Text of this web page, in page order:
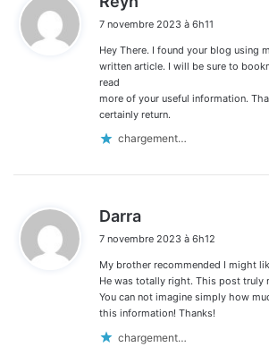
t
:
7 novembre 2023 à 6h11
Hey There. I found your blog using
written article. I will be sure to
read
more of your useful information.
certainly return.
chargement…
Darra
t
:
7 novembre 2023 à 6h12
My brother recommended I might
He was totally right. This post truly
You can not imagine simply how
this information! Thanks!
chargement…